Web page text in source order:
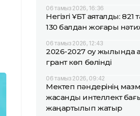
06 тамыз 2026, 16:36
Негізгі ҰБТ аяқталды: 821
130 балдан жоғары
06 тамыз 2026, 12:43
2026-2027 оқу жылында
грант көп бөлінді
06 тамыз 2026, 09:42
Мектеп пәндерінің
жасанды интеллект
жаңартылып жатыр